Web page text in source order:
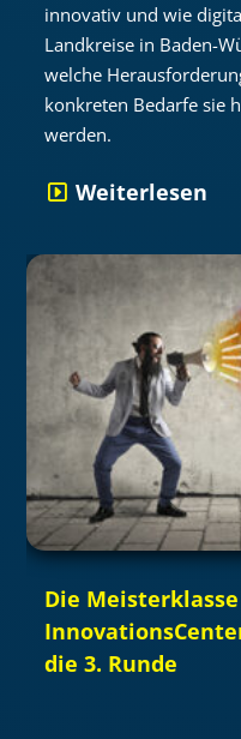
innovativ und wie
Landkreise in Baden-
welche
konkreten Bedarfe sie
werden.
Weiterlesen
Die
die 3. Runde